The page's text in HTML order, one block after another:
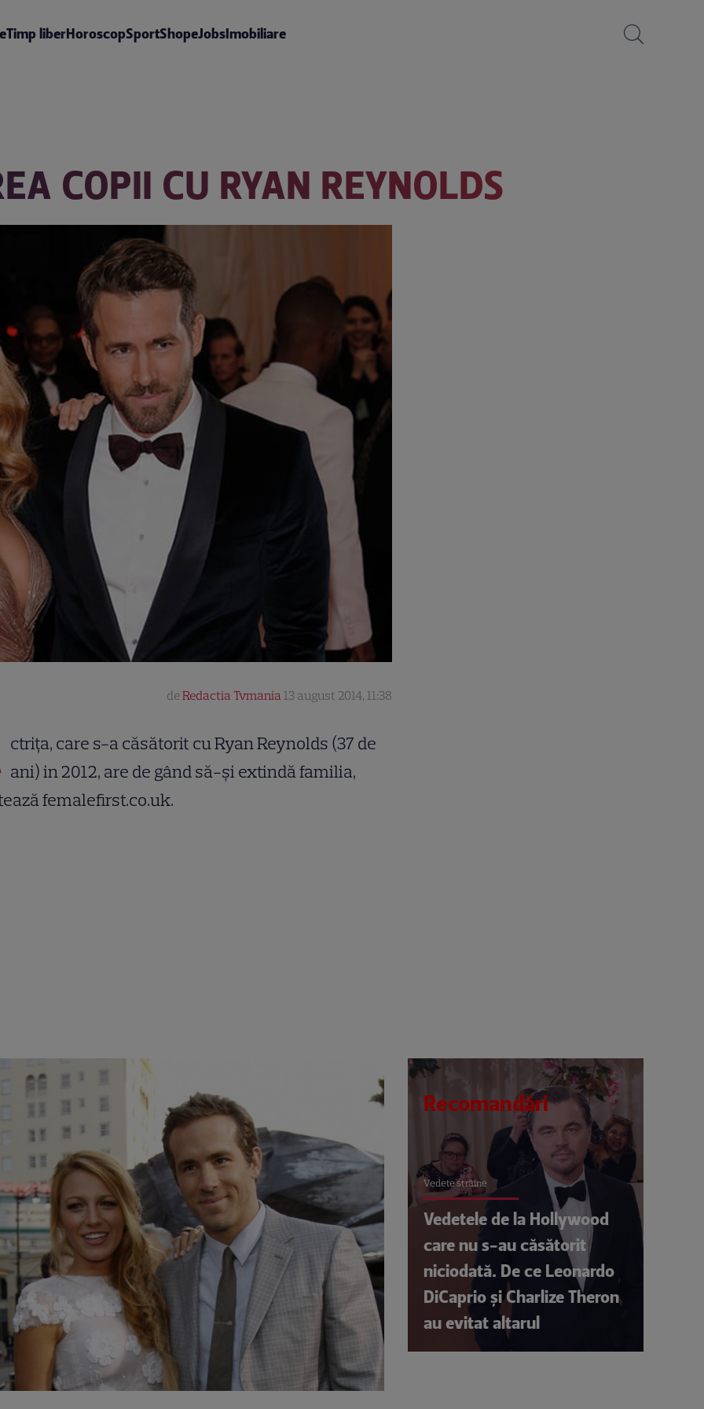
Timp liberHoroscopSportShopeJobsImobiliare
COPII CU RYAN REYNOLDS
deRedactia Tvmania 13 august 2014, 11:38
ctrița, care s-a căsătorit cu Ryan Reynolds (37 de
ani) in 2012, are de gând să-și extindă familia,
femalefirst.co.uk.
Recomandări
Vedete străine
Vedetele de la Hollywood
care nu s-au căsătorit
niciodată. De ce Leonardo
DiCaprio și Charlize Theron
au evitat altarul